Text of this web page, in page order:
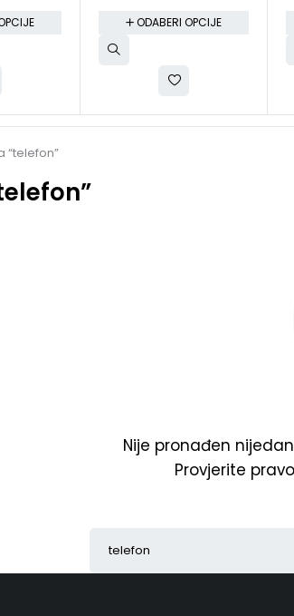
ODABERI OPCIJE
“telefon”
Nije pronađen
Provjerite